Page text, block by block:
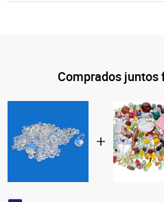
Comprados juntos